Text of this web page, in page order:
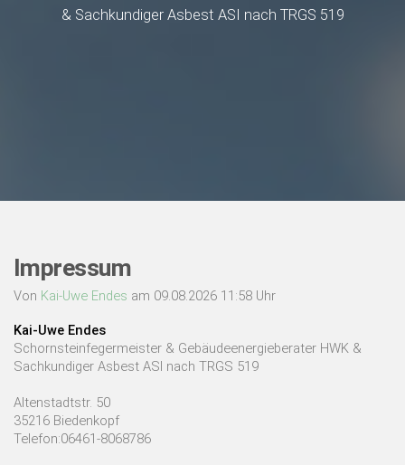
& Sachkundiger Asbest ASI nach TRGS 519
Impressum
Von Kai-Uwe Endes am 09.08.2026 11:58 Uhr
Kai-Uwe Endes
Schornsteinfegermeister & Gebäudeenergieberater HWK &
Sachkundiger Asbest ASI nach TRGS 519
Altenstadtstr. 50
35216 Biedenkopf
Telefon:06461-8068786